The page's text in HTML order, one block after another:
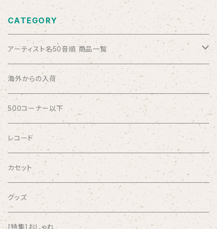
CATEGORY
アーティスト名50音順 商品一覧
ABSOLUTE LOSERS
AFRICA
AGU
AIRCRAFT
airlie
AKUTAGAWA FANCLUB
海外からの入荷
500コーナー以下
レコード
カセット
グッズ
[特集]おしゃれ